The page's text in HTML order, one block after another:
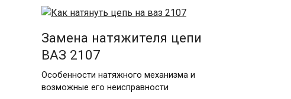
Замена натяжителя цепи
ВАЗ 2107
Особенности натяжного механизма и
возможные его неисправности